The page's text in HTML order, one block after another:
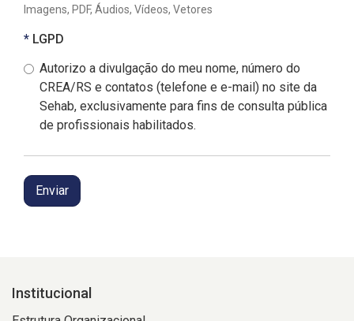
Imagens, PDF, Áudios, Vídeos, Vetores
LGPD
Autorizo a divulgação do meu nome, número do
CREA/RS e contatos (telefone e e-mail) no site da
Sehab, exclusivamente para fins de consulta pública
de profissionais habilitados.
Enviar
Institucional